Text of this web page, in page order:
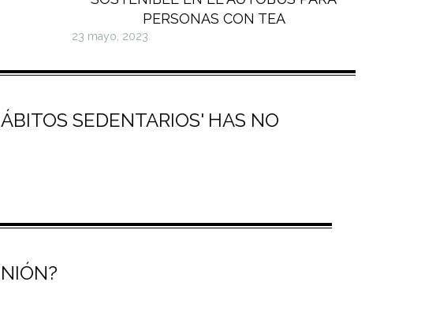
PERSONAS CON TEA
23 mayo, 2023
SEDENTARIOS' HAS NO